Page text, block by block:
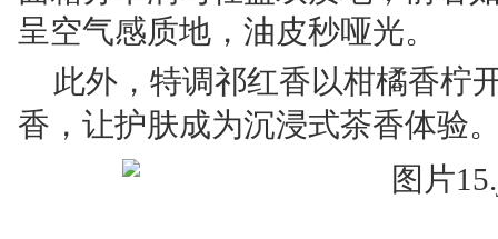
呈空气感质地，油皮秒哑光。
此外，特调祁红香以柑橘香柠
香，让护肤成为沉浸式茶香体验